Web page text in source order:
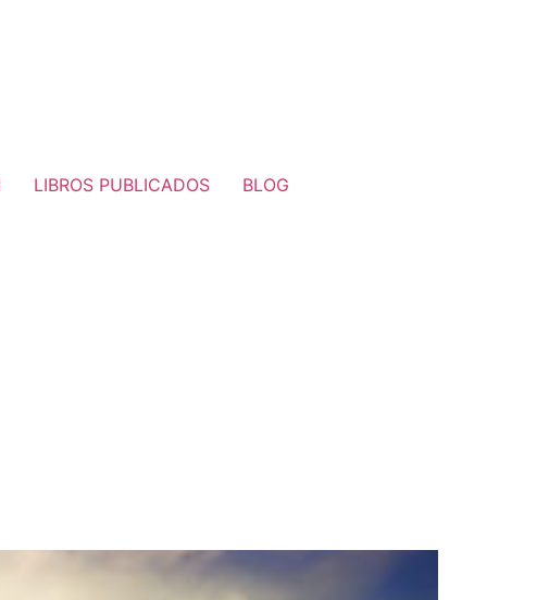
LIBROS PUBLICADOS
BLOG